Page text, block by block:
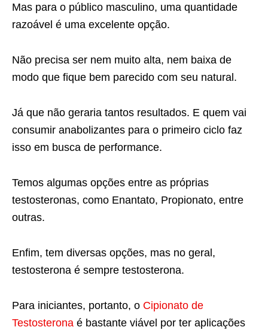
Mas para o público masculino, uma quantidade
razoável é uma excelente opção.
Não precisa ser nem muito alta, nem baixa de
modo que fique bem parecido com seu natural.
Já que não geraria tantos resultados. E quem vai
consumir anabolizantes para o primeiro ciclo faz
isso em busca de performance.
Temos algumas opções entre as próprias
testosteronas, como Enantato, Propionato, entre
outras.
Enfim, tem diversas opções, mas no geral,
testosterona é sempre testosterona.
Para iniciantes, portanto, o Cipionato de
Testosterona é bastante viável por ter aplicações